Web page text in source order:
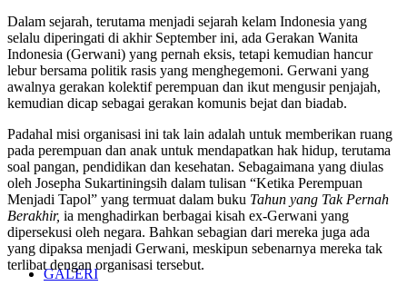
GALERI
Dalam sejarah, terutama menjadi sejarah kelam Indonesia yang
selalu diperingati di akhir September ini, ada Gerakan Wanita
Indonesia (Gerwani) yang pernah eksis, tetapi kemudian hancur
lebur bersama politik rasis yang menghegemoni. Gerwani yang
awalnya gerakan kolektif perempuan dan ikut mengusir penjajah,
kemudian dicap sebagai gerakan komunis bejat dan biadab.
Padahal misi organisasi ini tak lain adalah untuk memberikan ruang
pada perempuan dan anak untuk mendapatkan hak hidup, terutama
soal pangan, pendidikan dan kesehatan. Sebagaimana yang diulas
oleh Josepha Sukartiningsih dalam tulisan “Ketika Perempuan
Menjadi Tapol” yang termuat dalam buku Tahun yang Tak Pernah
Berakhir, ia menghadirkan berbagai kisah ex-Gerwani yang
dipersekusi oleh negara. Bahkan sebagian dari mereka juga ada
yang dipaksa menjadi Gerwani, meskipun sebenarnya mereka tak
terlibat dengan organisasi tersebut.